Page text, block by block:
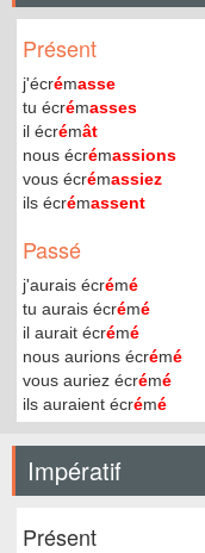
Présent
j'écrémasse
tu écrémasses
il écrémât
nous écrémassions
vous écrémassiez
ils écrémassent
Passé
j'aurais écrémé
tu aurais écrémé
il aurait écrémé
nous aurions écrémé
vous auriez écrémé
ils auraient écrémé
Impératif
Présent